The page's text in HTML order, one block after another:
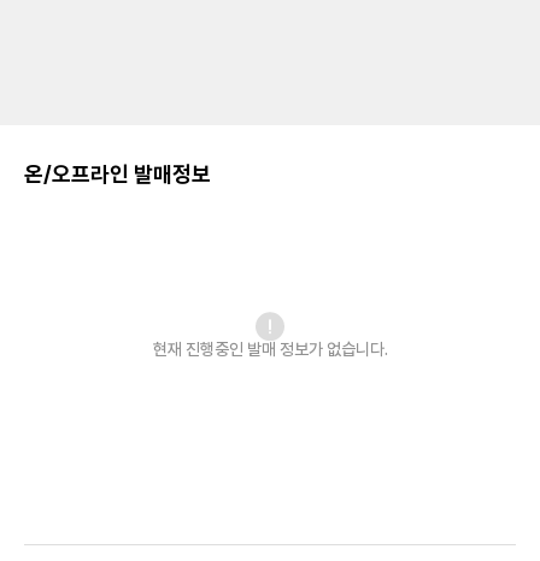
온/오프라인 발매정보
현재 진행중인 발매 정보가 없습니다.